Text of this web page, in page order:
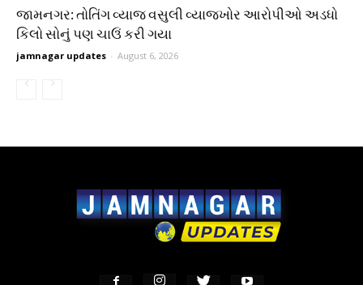
જામનગર: તોતિંગ વ્યાજ વસુલી વ્યાજખોર આરોપીઓ અડધો
કિલો સોનું પણ ચાઉં કરી ગયા
jamnagar updates - August 6, 2026